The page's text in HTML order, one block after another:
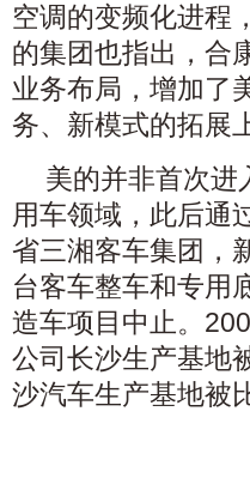
空调的变频化进程
的集团也指出，合
业务布局，增加了
务、新模式的拓展
美的并非首次进
用车领域，此后通
省三湘客车集团，
台客车整车和专用
造车项目中止。
公司长沙生产基地
沙汽车生产基地被